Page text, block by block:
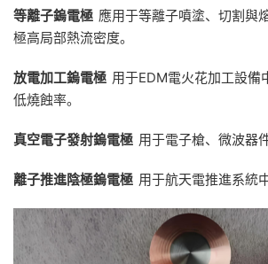
等離子鎢電極 應用于等離子噴塗、切割與
極高局部熱流密度。
放電加工鎢電極 用于EDM電火花加工設備
低燒蝕率。
真空電子發射鎢電極 用于電子槍、微波器
離子推進陰極鎢電極 用于航天電推進系統